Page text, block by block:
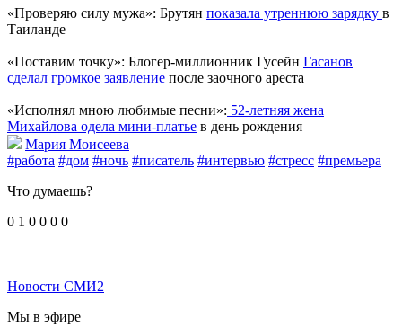
«Проверяю силу мужа»: Брутян показала утреннюю зарядку в
Таиланде
«Поставим точку»: Блогер-миллионник Гусейн Гасанов
сделал громкое заявление после заочного ареста
«Исполнял мною любимые песни»: 52-летняя жена
Михайлова одела мини-платье в день рождения
Мария Моисеева
#работа #дом #ночь #писатель #интервью #стресс #премьера
Что думаешь?
0 1 0 0 0 0
Новости СМИ2
Мы в эфире